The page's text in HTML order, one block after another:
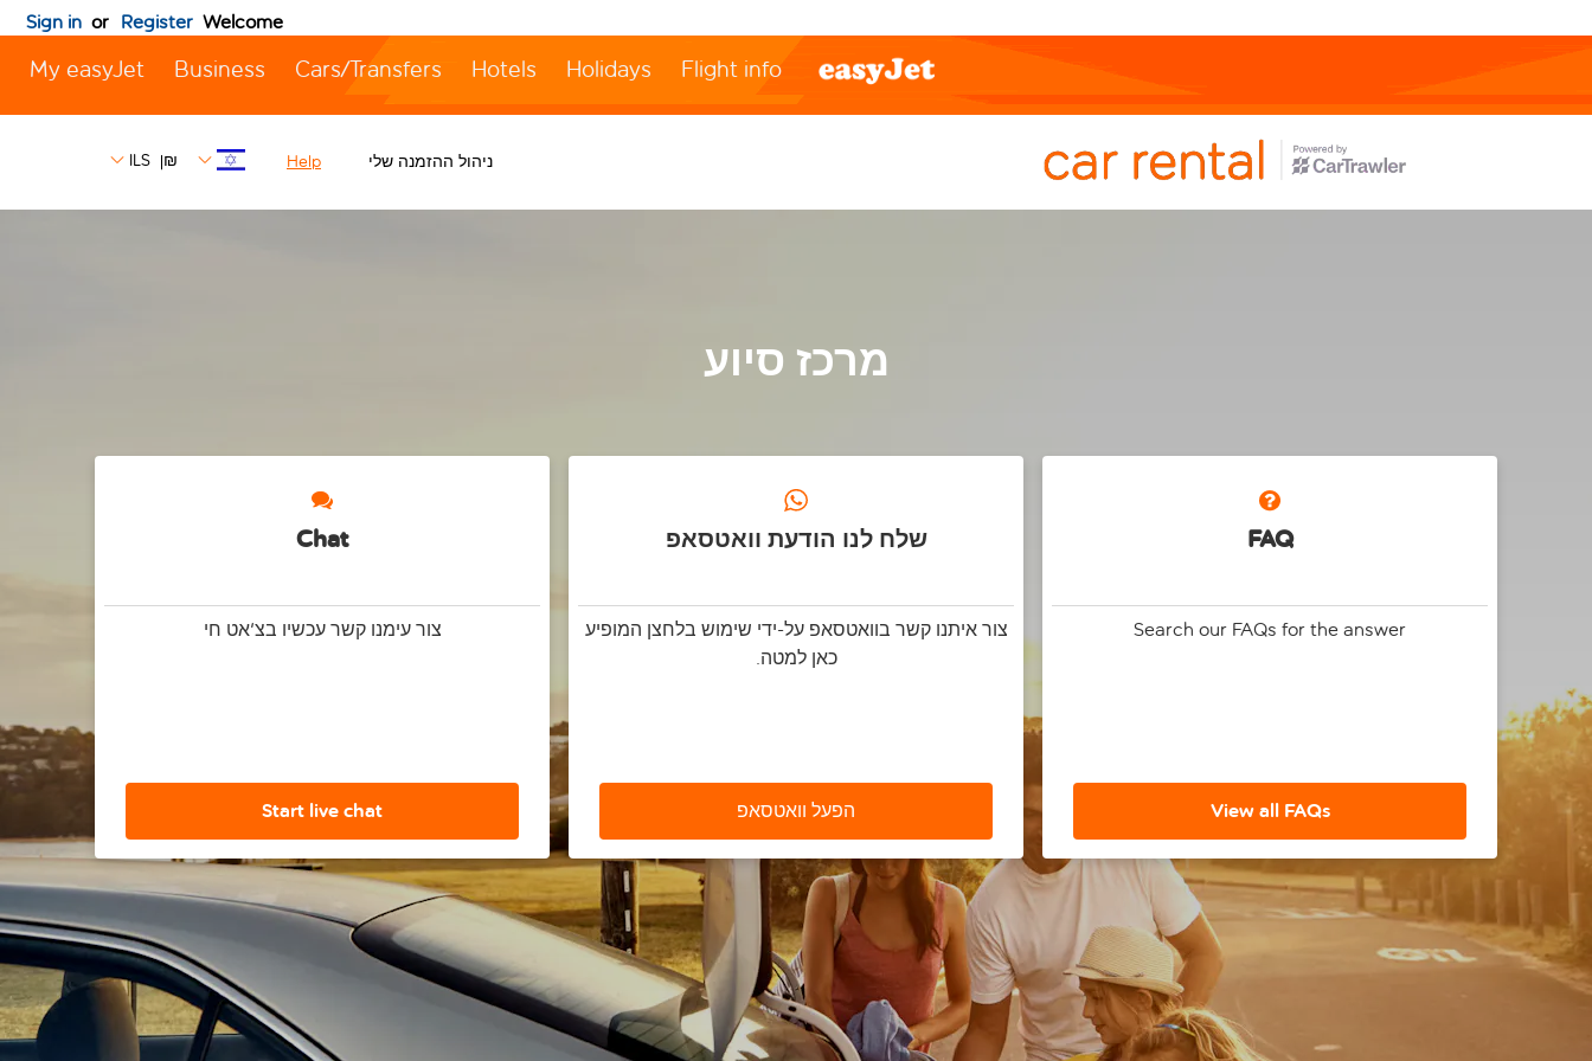
Welcome
Sign in or Register
Flight info
Holidays
Hotels
Cars/Transfers
Business
My easyJet
ניהול ההזמנה שלי Help
₪
|
ILS
מרכז סיוע
FAQ
Search our FAQs for the answer
View all FAQs
שלח לנו הודעת וואטסאפ
צור איתנו קשר בוואטסאפ על-ידי שימוש בלחצן המופיע
כאן למטה.
הפעל וואטסאפ
Chat
צור עימנו קשר עכשיו בצ'אט חי
Start live chat